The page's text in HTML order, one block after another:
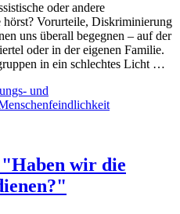
oder andere
Vorurteile, Diskriminierung
uns überall begegnen – auf der
oder in der eigenen Familie.
in ein schlechtes Licht …
und
wir die